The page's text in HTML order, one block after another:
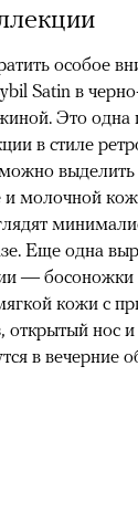
особое
Satin в
Это одна
в стиле
и молочной
Еще одна
— босоножки
кожи с
открытый нос
в вечерние